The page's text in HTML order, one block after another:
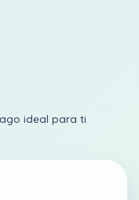
ideal para ti